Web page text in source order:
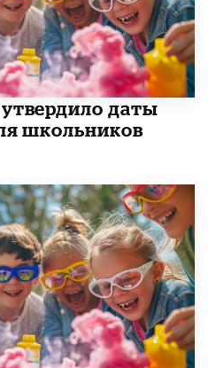
даты
школьников